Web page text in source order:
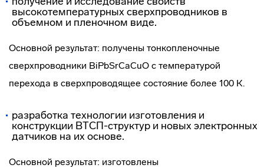
высокотемпературных сверхпроводников в
объемном и пленочном виде.
Основной результат: получены тонкопленочные
сверхпроводники BiPbSrCaCuO с температурой
перехода в сверхпроводящее состояние более 100 К.
разработка технологии изготовления и
конструкции ВТСП-структур и новых электронных
датчиков на их основе.
Основной результат: изготовлены